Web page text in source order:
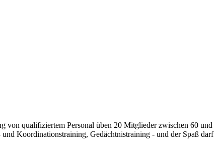
von qualifiziertem Personal üben 20 Mitglieder zwischen 60 und
Koordinationstraining, Gedächtnistraining - und der Spaß darf